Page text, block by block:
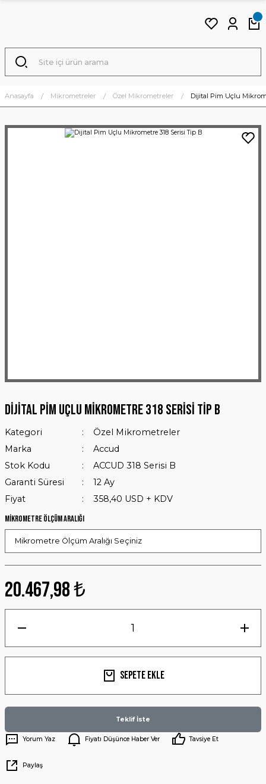
Anasayfa Mikrometreler Özel Mikrometreler Dijital Pim Uçlu
Dijital Pim Uçlu Mikrometre 318 Serisi Tip B
Kategori
Özel Mikrometreler
Marka
Accud
Stok Kodu
ACCUD 318 Serisi B
Garanti Süresi
12 Ay
Fiyat
358,40 USD + KDV
Mikrometre Ölçüm Aralığı
20.467,98 ₺
Sepete Ekle
Teklif İste
Yorum Yaz Fiyatı Düşünce Haber Ver Tavsiye Et
Paylaş